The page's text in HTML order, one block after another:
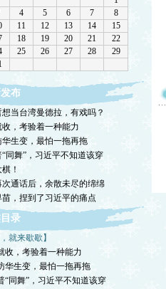
布
想当台湾曼德拉，有戏吗？
收，考验着一种能力
华生变，最怕一拖再拖
“同舞”，习近平不知道该穿
！
次通话后，余散未尽的绵绵
苗，捏到了习近平的痛点
录
就来歇歇】
收，考验着一种能力
华生变，最怕一拖再拖
“同舞”，习近平不知道该穿